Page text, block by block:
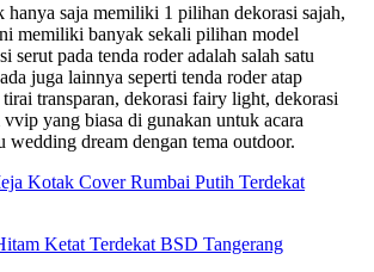
hanya saja memiliki 1 pilihan dekorasi sajah,
memiliki banyak sekali pilihan model
serut pada tenda roder adalah salah satu
juga lainnya seperti tenda roder atap
transparan, dekorasi fairy light, dekorasi
yang biasa di gunakan untuk acara
wedding dream dengan tema outdoor.
Kotak Cover Rumbai Putih Terdekat
Ketat Terdekat BSD Tangerang